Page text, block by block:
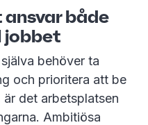
både
jobbet
behöver ta
och prioritera att be
det arbetsplatsen
Ambitiösa